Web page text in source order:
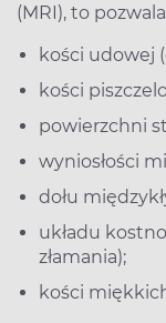
(MRI), to
kości udowej
kości
powierzchni
wyniosłości
dołu
układu
złamania);
kości